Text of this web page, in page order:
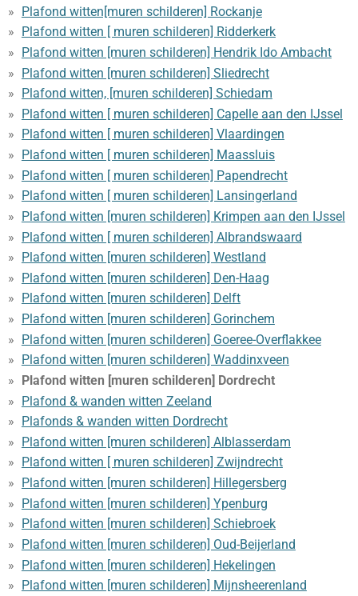
Plafond witten[muren schilderen] Rockanje
Plafond witten [ muren schilderen] Ridderkerk
Plafond witten [muren schilderen] Hendrik Ido Ambacht
Plafond witten [muren schilderen] Sliedrecht
Plafond witten, [muren schilderen] Schiedam
Plafond witten [ muren schilderen] Capelle aan den IJssel
Plafond witten [ muren schilderen] Vlaardingen
Plafond witten [ muren schilderen] Maassluis
Plafond witten [ muren schilderen] Papendrecht
Plafond witten [ muren schilderen] Lansingerland
Plafond witten [muren schilderen] Krimpen aan den IJssel
Plafond witten [ muren schilderen] Albrandswaard
Plafond witten [muren schilderen] Westland
Plafond witten [muren schilderen] Den-Haag
Plafond witten [muren schilderen] Delft
Plafond witten [muren schilderen] Gorinchem
Plafond witten [muren schilderen] Goeree-Overflakkee
Plafond witten [muren schilderen] Waddinxveen
Plafond witten [muren schilderen] Dordrecht
Plafond & wanden witten Zeeland
Plafonds & wanden witten Dordrecht
Plafond witten [muren schilderen] Alblasserdam
Plafond witten [ muren schilderen] Zwijndrecht
Plafond witten [muren schilderen] Hillegersberg
Plafond witten [muren schilderen] Ypenburg
Plafond witten [muren schilderen] Schiebroek
Plafond witten [muren schilderen] Oud-Beijerland
Plafond witten [muren schilderen] Hekelingen
Plafond witten [muren schilderen] Mijnsheerenland